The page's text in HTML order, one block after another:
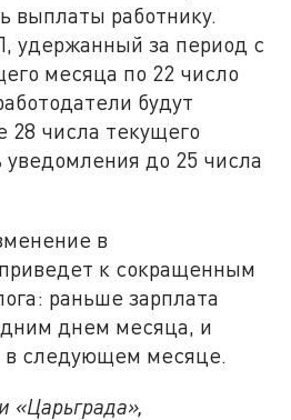
выплаты работнику.
удержанный за период с
месяца по 22 число
будут
числа текущего
уведомления до 25 числа
в
к сокращенным
раньше зарплата
днем месяца, и
следующем месяце.
«Царьграда»,